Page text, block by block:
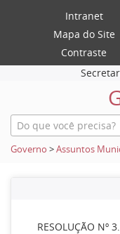
Intranet
Mapa do Site
Contraste
Governo >Assuntos
RESOLUÇÃO Nº